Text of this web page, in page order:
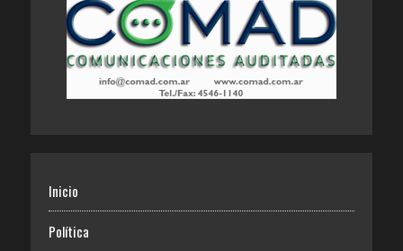
Inicio
Política